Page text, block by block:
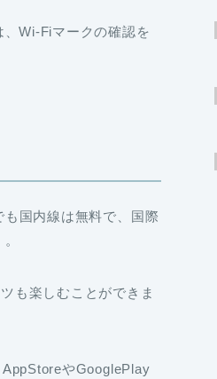
Wi-Fiマークの確認を
国内線は無料で、国際
も楽しむことができま
やGooglePlay